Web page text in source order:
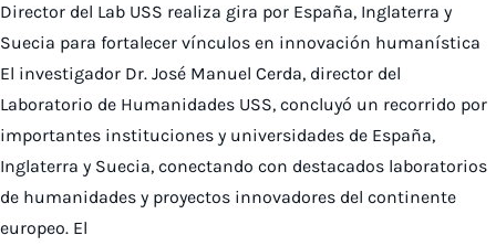
incendio
Director del Lab USS realiza gira por España, Inglaterra y
Suecia para fortalecer vínculos en innovación humanística
El investigador Dr. José Manuel Cerda, director del
Laboratorio de Humanidades USS, concluyó un recorrido por
importantes instituciones y universidades de España,
Inglaterra y Suecia, conectando con destacados laboratorios
de humanidades y proyectos innovadores del continente
europeo. El